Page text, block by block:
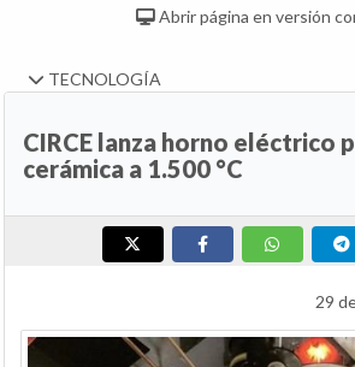
Abrir página en versión
TECNOLOGÍA
CIRCE lanza horno eléctrico
cerámica a 1.500 °C
29